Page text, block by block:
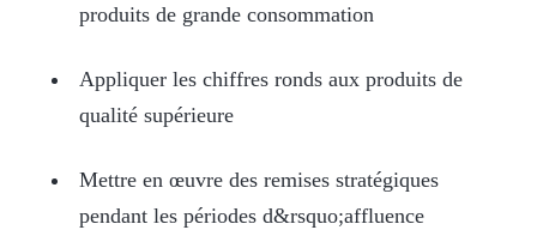
produits de grande consommation
Appliquer les chiffres ronds aux produits de
qualité supérieure
Mettre en œuvre des remises stratégiques
pendant les périodes d&rsquo;affluence